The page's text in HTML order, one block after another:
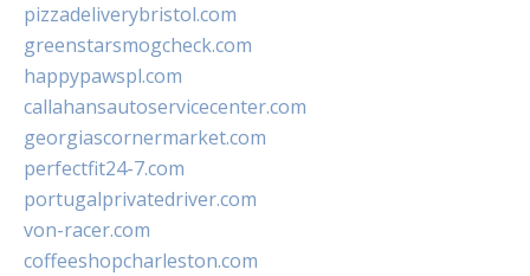
pizzadeliverybristol.com
greenstarsmogcheck.com
happypawspl.com
callahansautoservicecenter.com
georgiascornermarket.com
perfectfit24-7.com
portugalprivatedriver.com
von-racer.com
coffeeshopcharleston.com